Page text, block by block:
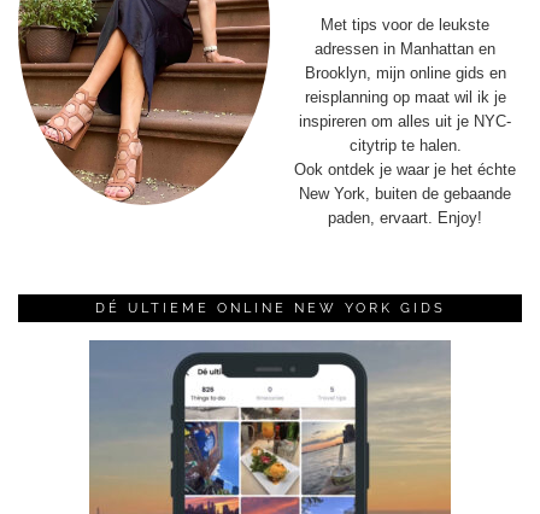
Met tips voor de leukste
adressen in Manhattan en
Brooklyn, mijn online gids en
reisplanning op maat wil ik je
inspireren om alles uit je NYC-
citytrip te halen.
Ook ontdek je waar je het échte
New York, buiten de gebaande
paden, ervaart. Enjoy!
DÉ ULTIEME ONLINE NEW YORK GIDS